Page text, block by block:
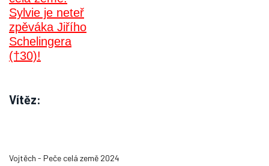
Vítěz:
Vojtěch - Peče celá země 2024